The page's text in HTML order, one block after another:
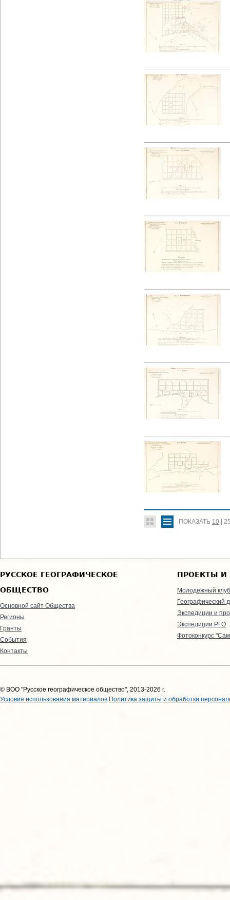
ПОКАЗАТЬ 10 |
РУССКОЕ ГЕОГРАФИЧЕСКОЕ
ОБЩЕСТВО
Основной сайт Общества
Регионы
Гранты
События
Контакты
ПРОЕКТЫ И
Молодежный клуб
Географический
Экспедиции и
Экспедиции РГО
Фотоконкурс
© ВОО "Русское географическое общество", 2013-2026 г.
Условия использования материалов Политика защиты и обработки